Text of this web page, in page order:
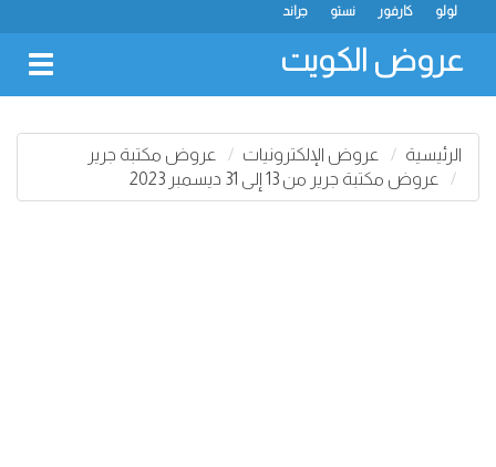
جراند نستو كارفور لولو
عروض الكويت
الرئيسية عروض الإلكترونيات
عروض مكتبة جرير
عروض مكتبة جرير من 13 إلى 31 ديسمبر 2023